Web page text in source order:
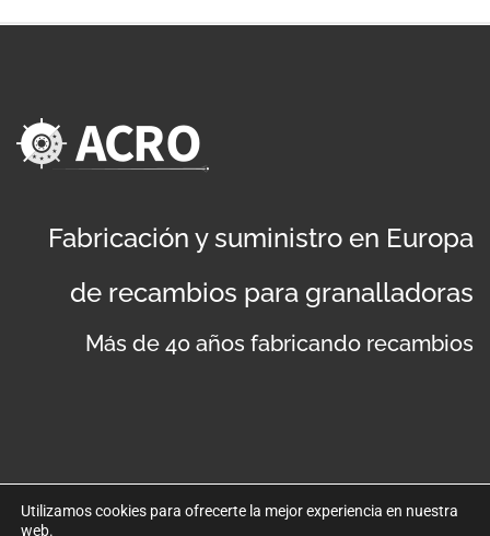
Fabricación y suministro en Europa
de recambios para granalladoras
Más de 40 años fabricando recambios
Utilizamos cookies para ofrecerte la mejor experiencia en nuestra
web.